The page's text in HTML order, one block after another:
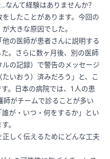
なんて経験はありませんか？
したことがあります。今回の
大きな原因でした。
の医師が患者さんに説明する
。さらに数ヶ月後、別の医師
の記録）で警告のメッセージ
いおう）済みだろう」と、こ
。日本の病院では、1人の患
がチームで診ることが多い
が・いつ・何をするか」とい
。
しく伝えるためにどんな工夫